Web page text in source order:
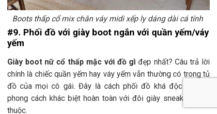
Boots thấp cổ mix chân váy midi xếp ly dáng dài cá tính
#9. Phối đồ với giày boot ngắn với quần yếm/váy
yếm
Giày boot nữ cổ thấp mặc với đồ gìđẹp nhất? Câu trả lời
chính là chiếc quần yếm hay váy yếm vẫn thường có trong tủ
đồ của mọi cô gái. Đây là cách phối đồ khá độc đáo và
phong cách khác biệt hoàn toàn với đôi giày sneaker quen
thuộc.